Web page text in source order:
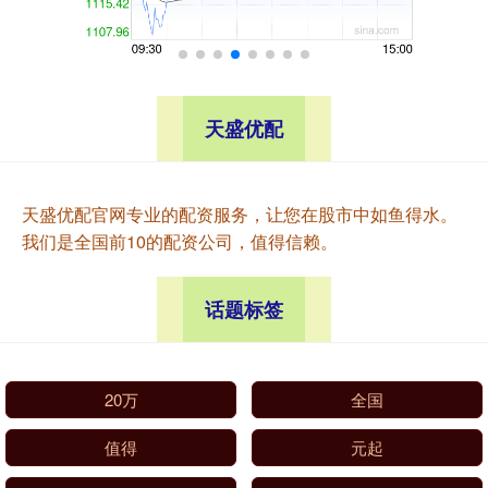
天盛优配
天盛优配官网专业的配资服务，让您在股市中如鱼得水。
我们是全国前10的配资公司，值得信赖。
话题标签
20万 全国
值得 元起